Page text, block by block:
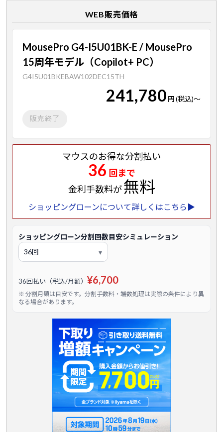
WEB販売価格
MousePro G4-I5U01BK-E / MousePro
15周年モデル（Copilot+ PC）
G4I5U01BKEBAW102DEC15TH
241,780 円(税込)～
販売終了
マウスのお得な分割払い
36 回まで
金利手数料が無料
ショッピングローンについて詳しくはこちら▶
ショッピングローン分割回数目安シミュレーション
36回払い（税込/月額） ¥6,700
※ 分割月額は目安です。分割手数料・端数処理は実際の条件により異
なる場合があります。